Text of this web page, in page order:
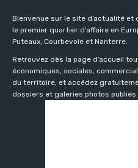
Bienvenue sur le site d’actualité et
le premier quartier d’affaire en
Puteaux, Courbevoie et Nanterre.
Retrouvez dès la page d’accueil
économiques, sociales,
du territoire, et accédez
dossiers et galeries photos publiés